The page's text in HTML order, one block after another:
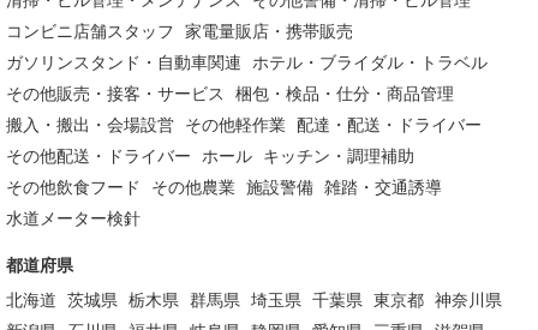
コンビニ店舗スタッフ
家電量販店・携帯販売
ガソリンスタンド・自動車関連
ホテル・ブライダル・トラベル
その他販売・接客・サービス
梱包・検品・仕分・商品管理
搬入・搬出・会場設営
その他軽作業 配達・配送・ドライバー
その他配送・ドライバー
ホール
キッチン・調理補助
その他飲食フード
その他農業 施設警備 雑踏・交通誘導
水道メーター検針
都道府県
北海道
茨城県 栃木県 群馬県 埼玉県 千葉県 東京都 神奈川県